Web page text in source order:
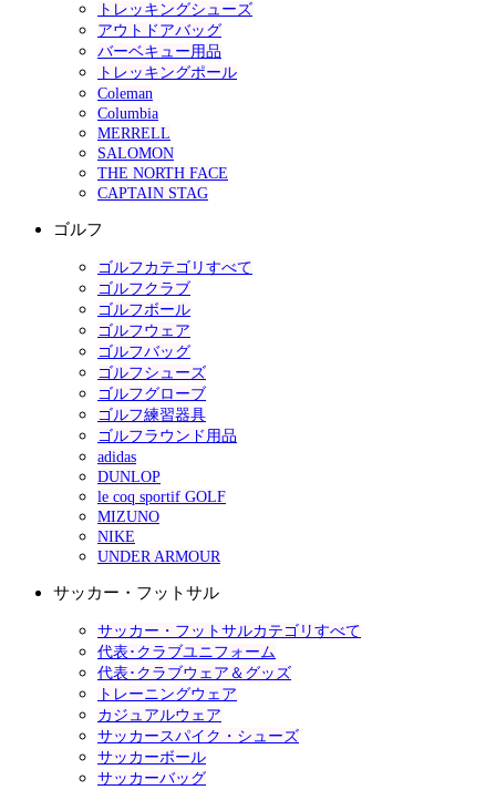
トレッキングシューズ
アウトドアバッグ
バーベキュー用品
トレッキングポール
Coleman
Columbia
MERRELL
SALOMON
THE NORTH FACE
CAPTAIN STAG
ゴルフ
ゴルフカテゴリすべて
ゴルフクラブ
ゴルフボール
ゴルフウェア
ゴルフバッグ
ゴルフシューズ
ゴルフグローブ
ゴルフ練習器具
ゴルフラウンド用品
adidas
DUNLOP
le coq sportif GOLF
MIZUNO
NIKE
UNDER ARMOUR
サッカー・フットサル
サッカー・フットサルカテゴリすべて
代表･クラブユニフォーム
代表･クラブウェア＆グッズ
トレーニングウェア
カジュアルウェア
サッカースパイク・シューズ
サッカーボール
サッカーバッグ